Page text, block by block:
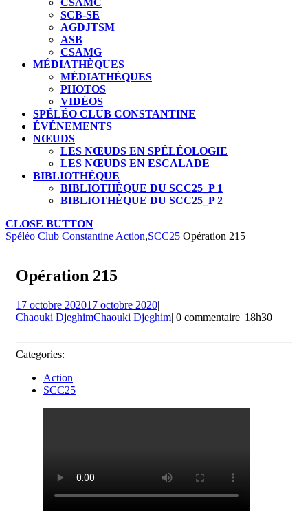
CSAMC
SCB-SE
AGDJTSM
ASB
CSAMG
MÉDIATHÈQUES
MÉDIATHÈQUES
PHOTOS
VIDÉOS
SPÉLÉO CLUB CONSTANTINE
ÉVÉNEMENTS
NŒUDS
LES NŒUDS EN SPÉLÉOLOGIE
LES NŒUDS EN ESCALADE
BIBLIOTHÈQUE
BIBLIOTHÈQUE DU SCC25_P 1
BIBLIOTHÈQUE DU SCC25_P 2
CLOSE BUTTON
Spéléo Club Constantine Action,SCC25 Opération 215
Opération 215
17 octobre 202017 octobre 2020|
Chaouki DjeghimChaouki Djeghim| 0 commentaire| 18h30
Categories:
Action
SCC25